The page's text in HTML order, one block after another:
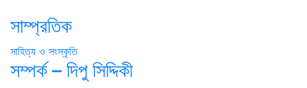
সাম্প্রতিক
সাহিত্য ও সংস্কৃতি
সম্পর্ক – দিপু সিদ্দিকী